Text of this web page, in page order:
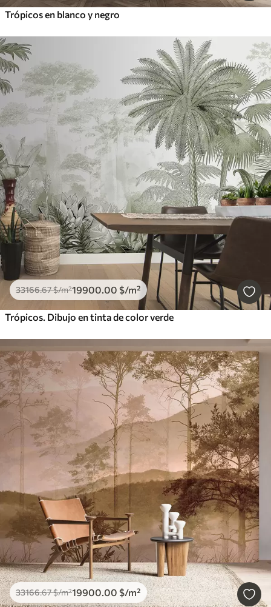
Trópicos en blanco y negro
33166.67$/m²19900.00 $/m²
Trópicos. Dibujo en tinta de color verde
33166.67$/m²19900.00 $/m²